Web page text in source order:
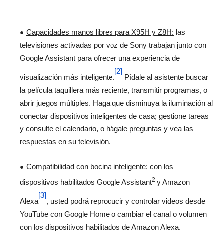
Capacidades manos libres para X95H y Z8H: las
televisiones activadas por voz de Sony trabajan junto con
Google Assistant para ofrecer una experiencia de
visualización más inteligente.
[2]
Pídale al asistente buscar
la película taquillera más reciente, transmitir programas, o
abrir juegos múltiples. Haga que disminuya la iluminación al
conectar dispositivos inteligentes de casa; gestione tareas
y consulte el calendario, o hágale preguntas y vea las
respuestas en su televisión.
Compatibilidad con bocina inteligente: con los
dispositivos habilitados Google Assistant2 y Amazon
Alexa
[3]
, usted podrá reproducir y controlar videos desde
YouTube con Google Home o cambiar el canal o volumen
con los dispositivos habilitados de Amazon Alexa.